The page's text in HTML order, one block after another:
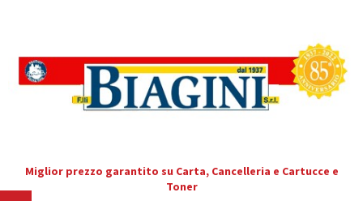
Miglior prezzo garantito su Carta, Cancelleria e Cartucce e
Toner